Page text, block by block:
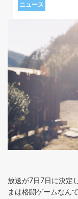
ニュース
放送が7日7日に決定
まは格闘ゲームなん